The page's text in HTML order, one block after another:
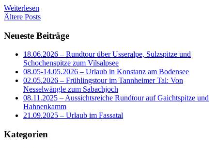
Weiterlesen
Beitragsnavigation
Ältere Posts
Neueste Beiträge
18.06.2026 – Rundtour über Usseralpe, Sulzspitze und
Schochenspitze zum Vilsalpsee
08.05-14.05.2026 – Urlaub in Konstanz am Bodensee
02.05.2026 – Frühlingstour im Tannheimer Tal: Von
Nesselwängle zum Sabachjoch
08.11.2025 – Aussichtsreiche Rundtour auf Gaichtspitze und
Hahnenkamm
21.09.2025 – Urlaub im Fassatal
Kategorien